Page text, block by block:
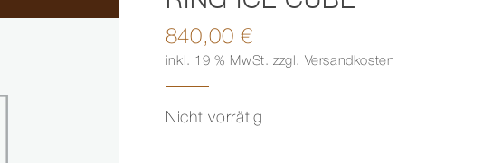
840,00€
inkl. 19 % MwSt. zzgl. Versandkosten
Nicht vorrätig